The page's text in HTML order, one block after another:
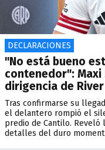
DECLARACIONES
"No está bueno
contenedor":
dirigencia de River
Tras confirmarse su
el delantero rompió el
predio de Cantilo. Reveló
detalles del duro